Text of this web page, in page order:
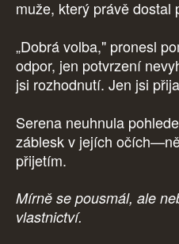
muže, který právě dostal
„Dobrá volba," pronesl
odpor, jen potvrzení
jsi rozhodnutí. Jen jsi
Serena neuhnula
záblesk v jejích
přijetím.
Mírně se pousmál, ale
vlastnictví.